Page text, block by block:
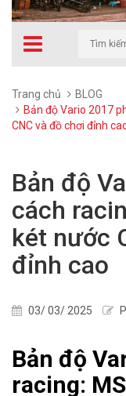
Trang chủ
BLOG
Bản độ Vario 2017
CNC và đồ chơi đỉnh
Bản độ
cách
két nước
đỉnh cao
03/ 03/ 2025
Bản độ
racing: